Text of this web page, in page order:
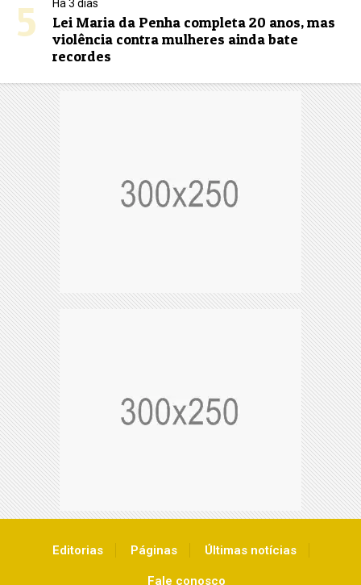
5 Há 3 dias
Lei Maria da Penha completa 20 anos, mas
violência contra mulheres ainda bate
recordes
Editorias Páginas Últimas notícias
Fale conosco